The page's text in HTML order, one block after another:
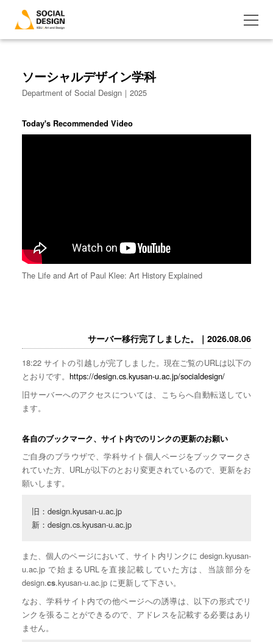
ソーシャルデザイン学科
Department of Social Design｜2025
Today's Recommended Video
The Life and Art of Paul Klee: Art History Explained
サーバー移行完了しました。｜2026.08.06
18:22 サイトの引越しが完了しました。現在ご覧のURLは以下の
とおりです。 https://design.cs.kyusan-u.ac.jp/socialdesign/
旧サーバーへのアクセスについては、こちらへ自動転送してい
ます。
各自のブックマーク、サイト内でのリンクの更新のお願い
ご自身のブラウザで、学科サイト個人ページをブックマークさ
れていた方、URLが以下のとおり変更されているので、更新をお
願いします。
旧：design.kyusan-u.ac.jp
新：design.cs.kyusan-u.ac.jp
また、個人のページにおいて、サイト内リンクに design.kyusan-
u.ac.jp で始まるURLを直接記載していた方は、当該部分を
design.cs.kyusan-u.ac.jp に更新して下さい。
なお、学科サイト内での他ページへの誘導は、以下の形式でリ
ンクを張ることができるので、アドレスを記載する必要はあり
ません。